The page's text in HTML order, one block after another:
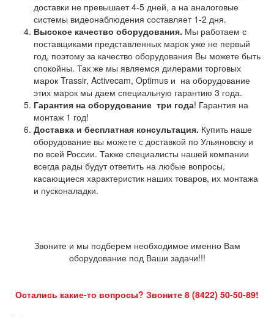
доставки не превышает 4-5 дней, а на аналоговые
системы видеонаблюдения составляет 1-2 дня.
Высокое качество оборудования. Мы работаем с
поставщиками представленных марок уже не первый
год, поэтому за качество оборудования Вы можете быть
спокойны. Так же мы являемся дилерами торговых
марок Trassir, Activecam, Optimus и на оборудование
этих марок мы даем специальную гарантию 3 года.
Гарантия на оборудование три года! Гарантия на
монтаж 1 год!
Доставка и бесплатная консультация. Купить наше
оборудование вы можете с доставкой по Ульяновску и
по всей России. Также специалисты нашей компании
всегда рады будут ответить на любые вопросы,
касающиеся характеристик наших товаров, их монтажа
и пусконаладки.
Звоните и мы подберем необходимое именно Вам
оборудование под Ваши задачи!!!
Остались какие-то вопросы? Звоните 8 (8422) 50-50-89!